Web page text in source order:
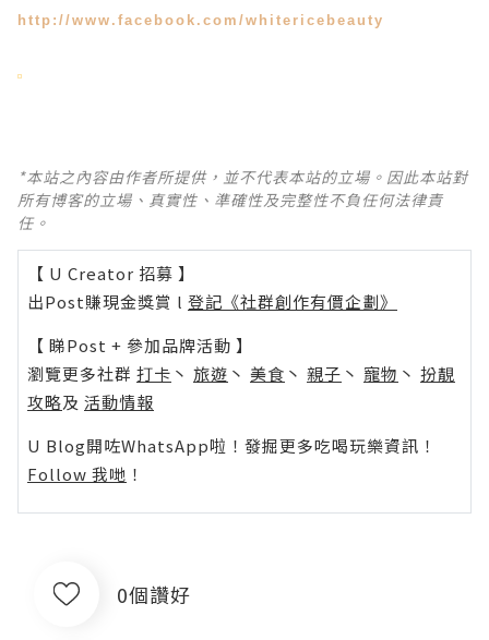
http://www.facebook.com/whitericebeauty
*本站之內容由作者所提供，並不代表本站的立場。因此本站對
所有博客的立場、真實性、準確性及完整性不負任何法律責
任。
【 U Creator 招募 】
出Post賺現金獎賞 l 登記《社群創作有價企劃》
【 睇Post + 參加品牌活動 】
瀏覽更多社群 打卡 丶 旅遊 丶 美食 丶 親子 丶 寵物 丶 扮靚
攻略及 活動情報
U Blog開咗WhatsApp啦！發掘更多吃喝玩樂資訊！
Follow 我哋 ！
0個讚好